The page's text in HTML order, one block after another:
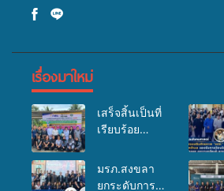
เรื่องมาใหม่
เสร็จสิ้นเป็นที่
เรียบร้อย
เคลื่อนที่
มรภ.สงขลา
ยกระดับการ